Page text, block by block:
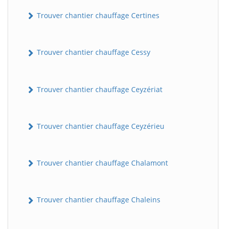
Trouver chantier chauffage Certines
Trouver chantier chauffage Cessy
Trouver chantier chauffage Ceyzériat
Trouver chantier chauffage Ceyzérieu
Trouver chantier chauffage Chalamont
Trouver chantier chauffage Chaleins